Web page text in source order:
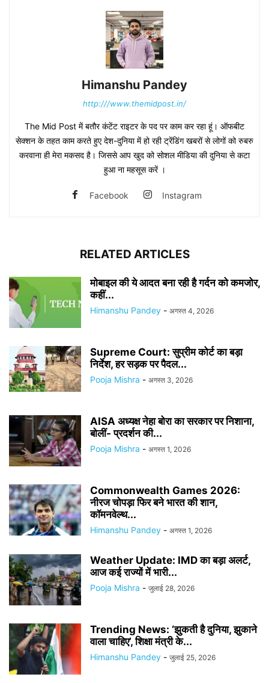
Himanshu Pandey
http:///www.themidpost.in/
The Mid Post में बतौर कंटेंट राइटर के पद पर काम कर रहा हूं। ऑफबीट
सेक्शन के तहत काम करते हुए देश-दुनिया में हो रही ट्रेंडिंग खबरों से लोगों को रुबरु
करवाना ही मेरा मकसद है। जिससे आप खुद को सोशल मीडिया की दुनिया से कटा
हुआ ना महसूस करें ।
Facebook Instagram
RELATED ARTICLES
मोबाइल की ये आदत बना रही है गर्दन को कमजोर,
कहीं...
Himanshu Pandey - अगस्त 4, 2026
Supreme Court: सुप्रीम कोर्ट का बड़ा
निर्देश, हर सड़क पर पैदल...
Pooja Mishra - अगस्त 3, 2026
AISA अध्यक्ष नेहा बोरा का सरकार पर निशाना,
बोलीं- प्रदर्शन की...
Pooja Mishra - अगस्त 1, 2026
Commonwealth Games 2026:
नीरज चोपड़ा फिर बने भारत की शान,
कॉमनवेल्थ...
Himanshu Pandey - अगस्त 1, 2026
Weather Update: IMD का बड़ा अलर्ट,
आज कई राज्यों में भारी...
Pooja Mishra - जुलाई 28, 2026
Trending News: ‘झुकती है दुनिया, झुकाने
वाला चाहिए’, शिक्षा मंत्री के...
Himanshu Pandey - जुलाई 25, 2026